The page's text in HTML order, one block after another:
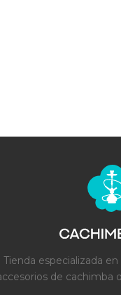
Tienda especializada
de cachimba